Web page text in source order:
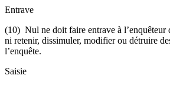
Entrave
(10) Nul ne doit faire entrave à l’enquêteur
ni retenir, dissimuler, modifier ou détruire
l’enquête.
Saisie